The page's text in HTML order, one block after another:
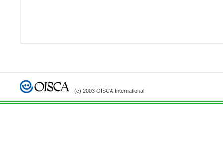
(c) 2003 OISCA-International